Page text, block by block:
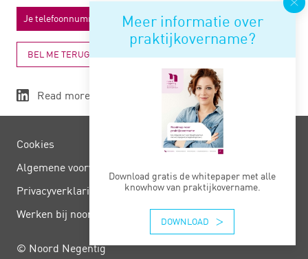
Meer informatie over
praktijkovername?
Download gratis de whitepaper met alle
knowhow van praktijkovername.
DOWNLOAD
BEL ME TERUG
Read more
Cookies
Algemene voorwaarden
Privacy­verklaring
Werken bij noord negentig
© Noord Negentig